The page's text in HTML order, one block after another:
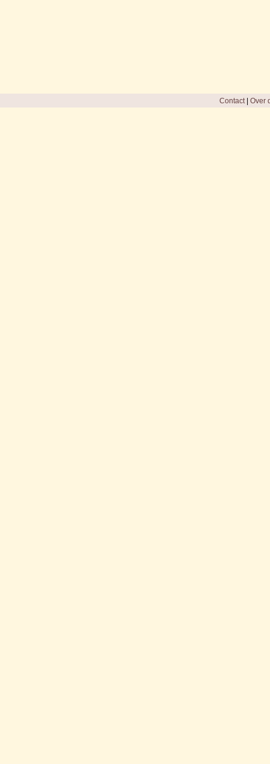
Contact| Over